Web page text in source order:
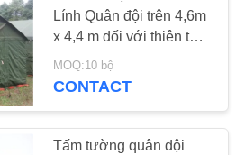
Mông Cổ
22
Lính Quân đội trên 4,6m
x 4,4 m đối với thiên tai
khẩn cấp
MOQ:10 bộ
CONTACT
Tấm tường quân đội